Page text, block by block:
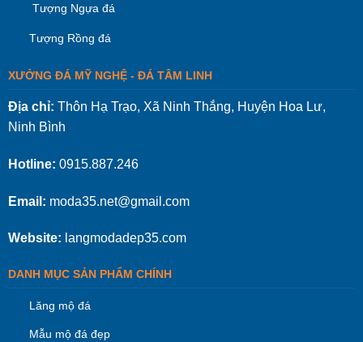
Tượng Ngựa đá
Tượng Rồng đá
XƯỞNG ĐÁ MỸ NGHỆ - ĐÁ TÂM LINH
Địa chỉ: Thôn Hạ Trạo, Xã Ninh Thắng, Huyện Hoa Lư,
Ninh Bình
Hotline: 0915.887.246
Email: moda35.net@gmail.com
Website: langmodadep35.com
DANH MỤC SẢN PHẨM CHÍNH
Lăng mộ đá
Mẫu mộ đá đẹp